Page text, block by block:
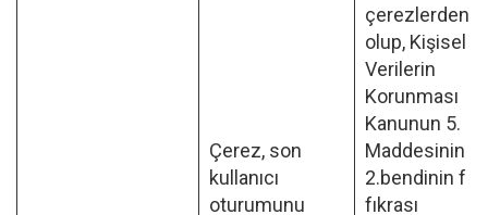
Çerez, son
kullanıcı
oturumunu
çerezlerden
olup, Kişisel
Verilerin
Korunması
Kanunun 5.
Maddesinin
2.bendinin f
fıkrası